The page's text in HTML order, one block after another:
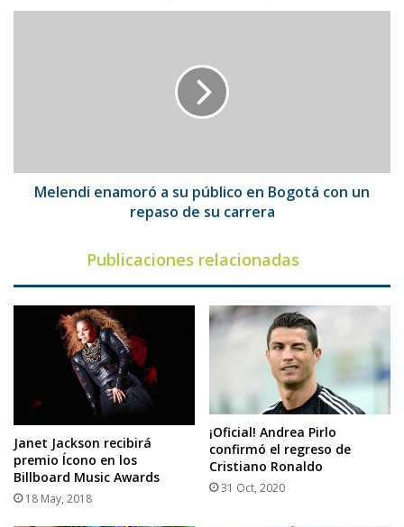
un
repasoMelendi enamoró a su público en Bogotá con un
repaso de su carrera
Publicaciones relacionadas
Janet Jackson recibirá
premio Ícono en los
Billboard Music Awards
18 May, 2018
¡Oficial! Andrea Pirlo
confirmó el regreso de
Cristiano Ronaldo
31 Oct, 2020